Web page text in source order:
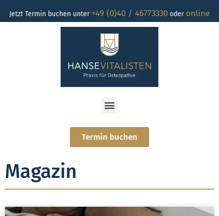
Jetzt Termin buchen unter +49 (0)40 / 46773330 oder online
Termin buchen
Magazin